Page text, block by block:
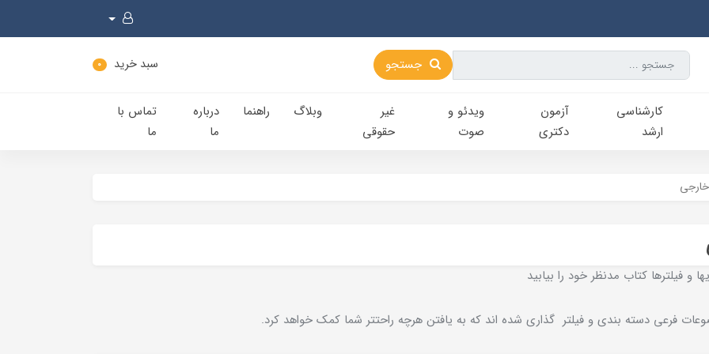
جستجو سبد خرید 0
کارشناسی‌
ارشد
آزمون
دکتری
ویدئو و
صوت
غیر
حقوقی
وبلاگ راهنما
درباره
ما
تماس با
ما
و فيلترها کتاب مدنظر خود را بيابيد
فرعي دسته بندي و فيلتر گذاري شده اند که به يافتن هرچه راحتتر شما کمک خواهد کرد.